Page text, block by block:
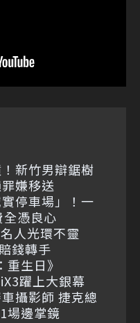
新竹男辯鋸樹
嫌移送
停車場」！一
憑良心
人光環不靈
錢轉手
重生日》
躍上大銀幕
攝影師 捷克總
場邊掌鏡